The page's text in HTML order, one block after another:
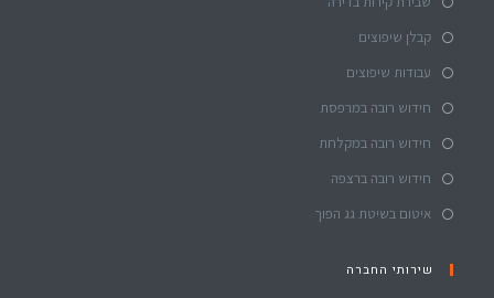
קבלן שיפוצים
עבודות שיפוצים
חידוש רובה במרפסת
חידוש רובה במקלחת
חידוש רובה ברצפה
איטום בשיטת גג הפוך
שירותי החברה